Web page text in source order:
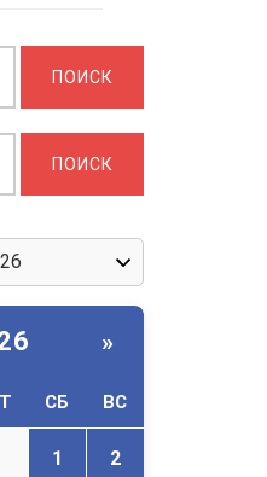
»
СБ ВС
1 2